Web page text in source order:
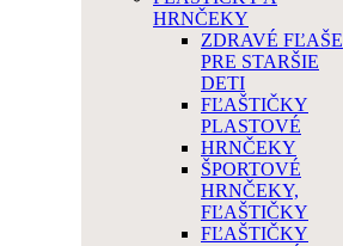
HRNČEKY
ZDRAVÉ FĽAŠE
PRE STARŠIE
DETI
FĽAŠTIČKY
PLASTOVÉ
HRNČEKY
ŠPORTOVÉ
HRNČEKY,
FĽAŠTIČKY
FĽAŠTIČKY